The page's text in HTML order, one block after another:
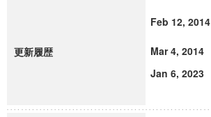
更新履歴
Feb 12, 2014
Mar 4, 2014
Jan 6, 2023